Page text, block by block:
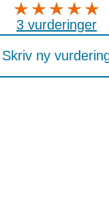
3 vurderinger
Skriv ny